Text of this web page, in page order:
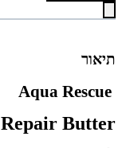
תיאור
Aqua Rescue
Repair Butter